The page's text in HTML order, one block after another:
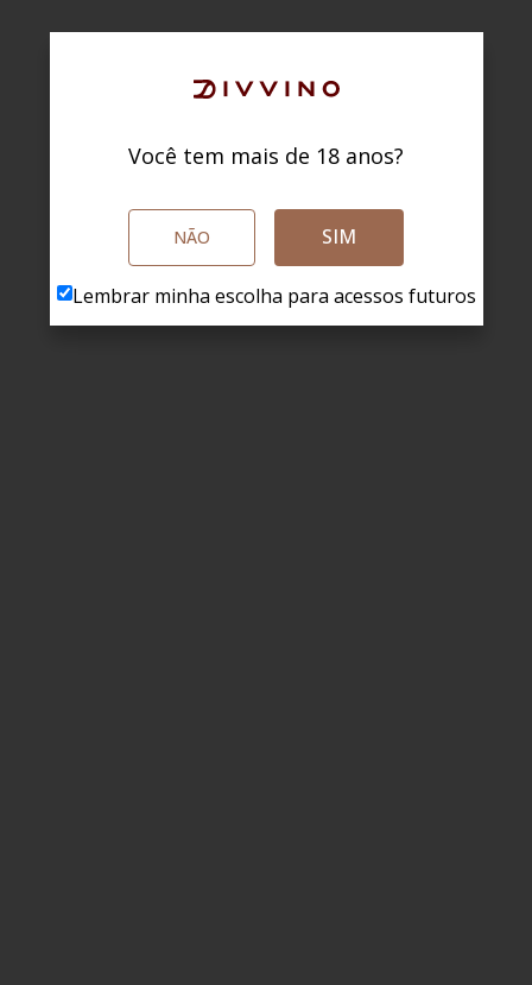
Você tem mais de 18 anos?
NÃO SIM
Lembrar minha escolha para acessos futuros